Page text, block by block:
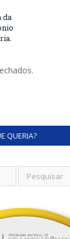
da
QUERIA?